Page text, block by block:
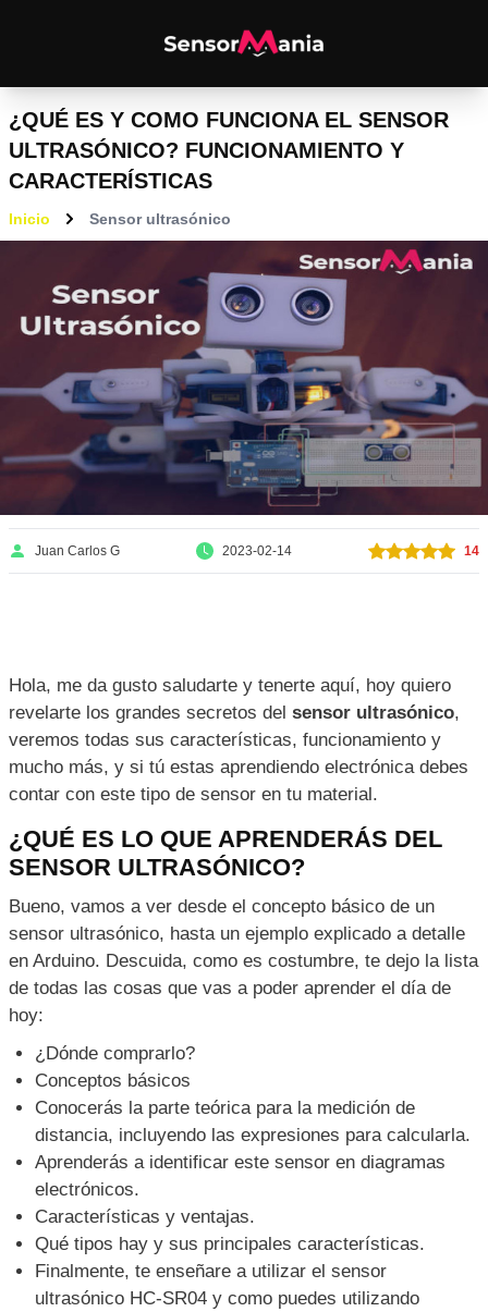
¿QUÉ ES Y COMO FUNCIONA EL SENSOR
ULTRASÓNICO? FUNCIONAMIENTO Y
CARACTERÍSTICAS
Inicio Sensor ultrasónico
Juan Carlos G 2023-02-14 14
Hola, me da gusto saludarte y tenerte aquí, hoy quiero
revelarte los grandes secretos del sensor ultrasónico,
veremos todas sus características, funcionamiento y
mucho más, y si tú estas aprendiendo electrónica debes
contar con este tipo de sensor en tu material.
¿QUÉ ES LO QUE APRENDERÁS DEL
SENSOR ULTRASÓNICO?
Bueno, vamos a ver desde el concepto básico de un
sensor ultrasónico, hasta un ejemplo explicado a detalle
en Arduino. Descuida, como es costumbre, te dejo la lista
de todas las cosas que vas a poder aprender el día de
hoy:
¿Dónde comprarlo?
Conceptos básicos
Conocerás la parte teórica para la medición de
distancia, incluyendo las expresiones para calcularla.
Aprenderás a identificar este sensor en diagramas
electrónicos.
Características y ventajas.
Qué tipos hay y sus principales características.
Finalmente, te enseñare a utilizar el sensor
ultrasónico HC-SR04 y como puedes utilizando